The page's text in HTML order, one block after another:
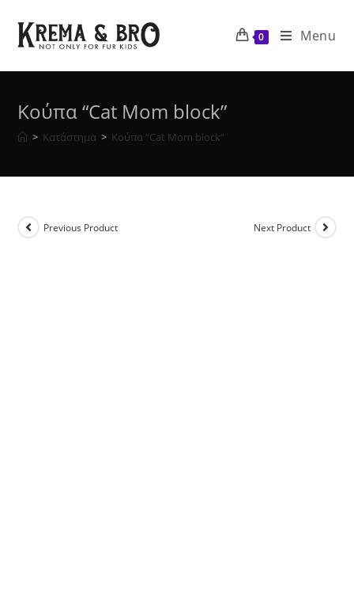
content
0 Menu
Κούπα “Cat Mom block”
> Κατάστημα > Κούπα “Cat Mom block”
Previous Product Next Product